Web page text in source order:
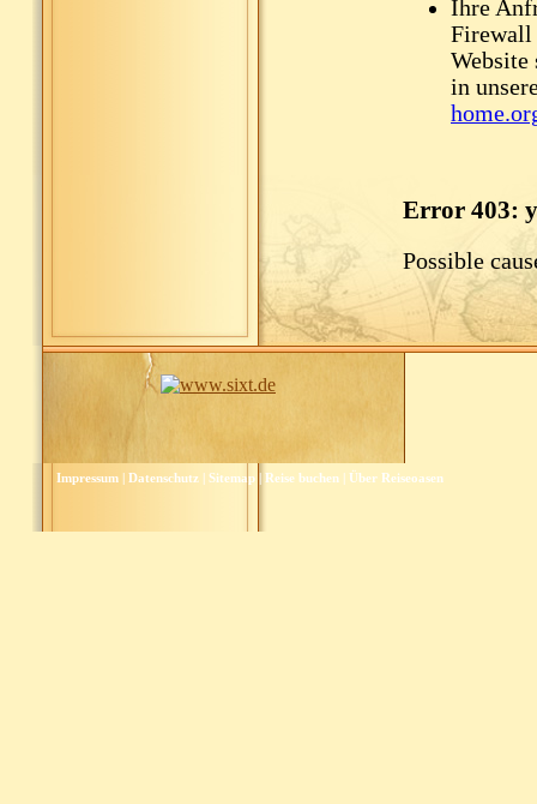
Impressum| Datenschutz| Sitemap| Reise buchen| Über Reiseoasen